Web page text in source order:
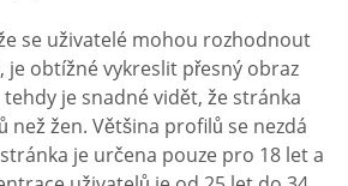
se uživatelé mohou rozhodnout
je obtížné vykreslit přesný obraz
je snadné vidět, že stránka
než žen. Většina profilů se nezdá
je určena pouze pro 18 let a